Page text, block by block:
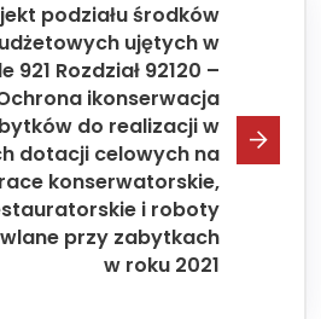
podziału środków
ujętych w
921 Rozdział 92120 –
ikonserwacja
do realizacji w
dotacji celowych na
konserwatorskie,
i roboty
przy zabytkach
w roku 2021